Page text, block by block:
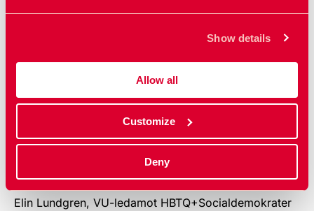
Show details
Allow all
Customize
Deny
Storstockholm
Lina Kröger, sjuksköterskestudent och ordf Unga
Marcus Lindeberg Goñi, Vice förbundsordförande
HBTQ+Socialdemokrater
Andreas Saleskog, förbundssekreterare
HBTQ+Socialdemokrater
Ewelina Edenbrink, biträdande förbundssekreterare
Elin Lundgren, VU-ledamot HBTQ+Socialdemokrater